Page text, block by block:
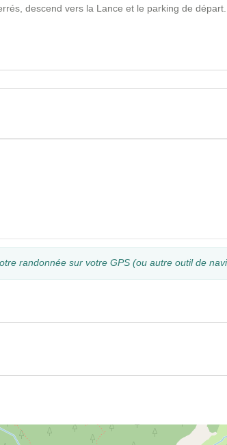
descend vers la Lance et le parking de départ.
randonnée sur votre GPS (ou autre outil de